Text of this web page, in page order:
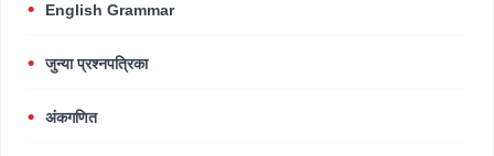
English Grammar
जुन्या प्रश्नपत्रिका
अंकगणित